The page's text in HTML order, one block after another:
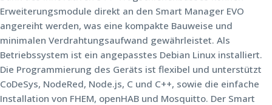
Erweiterungsmodule direkt an den Smart Manager EVO
angereiht werden, was eine kompakte Bauweise und
minimalen Verdrahtungsaufwand gewährleistet. Als
Betriebssystem ist ein angepasstes Debian Linux installiert.
Die Programmierung des Geräts ist flexibel und unterstützt
CoDeSys, NodeRed, Node.js, C und C++, sowie die einfache
Installation von FHEM, openHAB und Mosquitto. Der Smart